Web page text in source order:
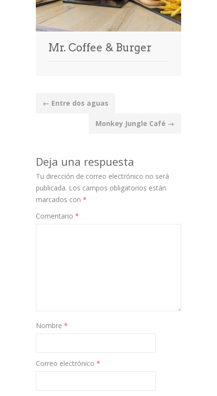
Mr. Coffee & Burger
Post
← Entre dos aguas
Monkey Jungle Café →
Deja una respuesta
Tu dirección de correo electrónico no será
publicada. Los campos obligatorios están
marcados con *
Comentario *
Nombre *
Correo electrónico *